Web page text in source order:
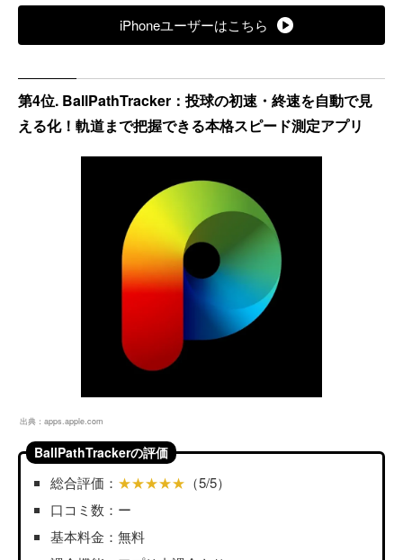
iPhoneユーザーはこちら
第4位. BallPathTracker：投球の初速・終速を自動で見
える化！軌道まで把握できる本格スピード測定アプリ
出典： apps.apple.com
BallPathTrackerの評価
総合評価： ★★★★★ （5/5）
口コミ数：ー
基本料金：無料